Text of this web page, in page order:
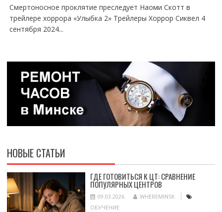
Смертоносное проклятие преследует Наоми Скотт в
трейлере хоррора «Улыбка 2» Трейлеры Хоррор Сиквел 4
сентября 2024...
НОВЫЕ СТАТЬИ
ГДЕ ГОТОВИТЬСЯ К ЦТ: СРАВНЕНИЕ
ПОПУЛЯРНЫХ ЦЕНТРОВ
09.03.2026
WHEREMINSK
ОБУЧЕНИЕ